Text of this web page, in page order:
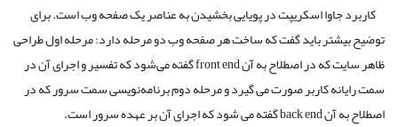
کاربرد جاوا اسکریپت در پویایی بخشیدن به عناصر یک صفحه وب است. برای
توضیح بیشتر باید گفت که ساخت هر صفحه وب دو مرحله دارد: مرحله اول طراحی
ظاهر سایت که در اصطلاح به آنfront endگفته می‌شود که تفسیر و اجرای آن در
سمت رایانه کاربر صورت می گیرد و مرحله دوم برنامه‌نویسی سمت سرور که در
اصطلاح به آنback endگفته می شود که اجرای آن بر عهده سرور است.